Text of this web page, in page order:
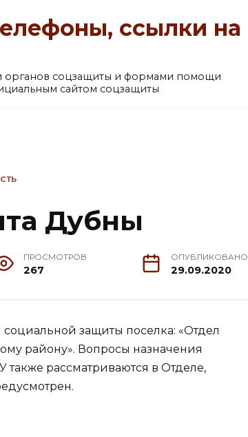
ссылки на
органов соцзащиты и формами помощи
сайтом соцзащиты
Дубны
ПРОСМОТРОВ
267
ОПУБЛИКОВАНО
29.09.2020
защиты поселка: «Отдел
району». Вопросы назначения
рассматриваются в Отделе,